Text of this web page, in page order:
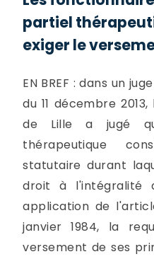
partiel
exiger le
EN BREF : dans un
du 11 décembre
de Lille a jugé
thérapeutique
statutaire durant
droit à l'intégralité
application de
janvier 1984, la
versement de ses